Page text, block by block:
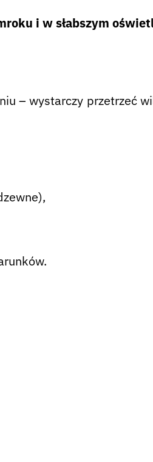
i w słabszym
– wystarczy przetrzeć